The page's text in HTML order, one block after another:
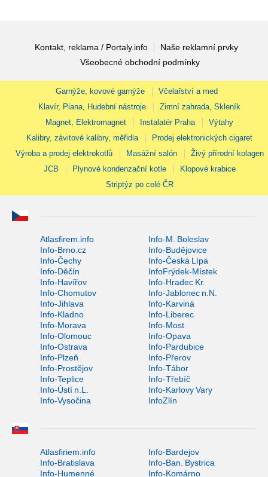
Kontakt, reklama / Portaly.info
Naše reklamní prvky
Všeobecné obchodní podmínky
Garnýže, kovové garnýže
Včelařství a med
Klavír, Piana, Hudební nástroje
Zimní zahrada, Skleník
Magnet, Elektromagnet
Instalatér Praha
Výtahy
Kalibry, závitové kalibry, měřidla
Prodej elektronických cigaret
Výroba a prodej elektrokotlů
Masážní salón
Živý přírodní kolagen
JCB
Plynové kondenzační kotle
Klopové krabice
Striptýz po celé ČR
Atlasfirem.info
Info-M. Boleslav
Info-Brno.cz
Info-Budějovice
Info-Čechy
Info-Česká Lípa
Info-Děčín
InfoFrýdek-Místek
Info-Havířov
Info-Hradec Kr.
Info-Chomutov
Info-Jablonec n.N.
Info-Jihlava
Info-Karviná
Info-Kladno
Info-Liberec
Info-Morava
Info-Most
Info-Olomouc
Info-Opava
Info-Ostrava
Info-Pardubice
Info-Plzeň
Info-Přerov
Info-Prostějov
Info-Tábor
Info-Teplice
Info-Třebíč
Info-Ústí n.L.
Info-Karlovy Vary
Info-Vysočina
InfoZlín
Atlasfiriem.info
Info-Bardejov
Info-Bratislava
Info-Ban. Bystrica
Info-Humenné
Info-Komárno